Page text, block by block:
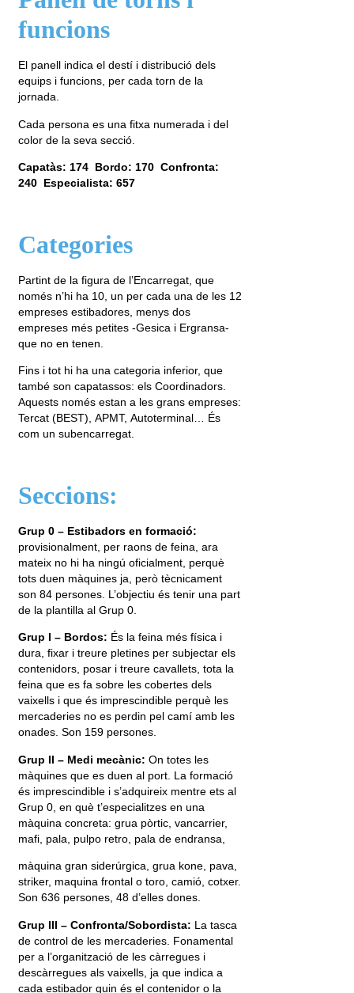
funcions
El panell indica el destí i distribució dels
equips i funcions, per cada torn de la
jornada.
Cada persona es una fitxa numerada i del
color de la seva secció.
Capatàs: 174 Bordo: 170 Confronta:
240 Especialista: 657
Categories
Partint de la figura de l’Encarregat, que
només n’hi ha 10, un per cada una de les 12
empreses estibadores, menys dos
empreses més petites -Gesica i Ergransa-
que no en tenen.
Fins i tot hi ha una categoria inferior, que
també son capatassos: els Coordinadors.
Aquests només estan a les grans empreses:
Tercat (BEST), APMT, Autoterminal… És
com un subencarregat.
Seccions:
Grup 0 – Estibadors en formació:
provisionalment, per raons de feina, ara
mateix no hi ha ningú oficialment, perquè
tots duen màquines ja, però tècnicament
son 84 persones. L’objectiu és tenir una part
de la plantilla al Grup 0.
Grup I – Bordos: És la feina més física i
dura, fixar i treure pletines per subjectar els
contenidors, posar i treure cavallets, tota la
feina que es fa sobre les cobertes dels
vaixells i que és imprescindible perquè les
mercaderies no es perdin pel camí amb les
onades. Son 159 persones.
Grup II – Medi mecànic:On totes les
màquines que es duen al port. La formació
és imprescindible i s’adquireix mentre ets al
Grup 0, en què t’especialitzes en una
màquina concreta: grua pòrtic, vancarrier,
mafi, pala, pulpo retro, pala de endransa,
màquina gran siderúrgica, grua kone, pava,
striker, maquina frontal o toro, camió, cotxer.
Son 636 persones, 48 d’elles dones.
Grup III – Confronta/Sobordista: La tasca
de control de les mercaderies. Fonamental
per a l’organització de les càrregues i
descàrregues als vaixells, ja que indica a
cada estibador quin és el contenidor o la